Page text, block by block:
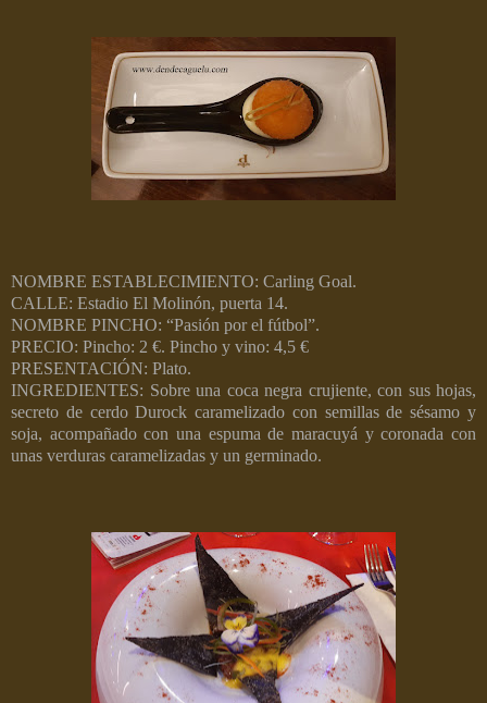
NOMBRE ESTABLECIMIENTO: Carling Goal.
CALLE: Estadio El Molinón, puerta 14.
NOMBRE PINCHO: “Pasión por el fútbol”.
PRECIO: Pincho: 2 €. Pincho y vino: 4,5 €
PRESENTACIÓN: Plato.
INGREDIENTES: Sobre una coca negra crujiente, con sus hojas,
secreto de cerdo Durock caramelizado con semillas de sésamo y
soja, acompañado con una espuma de maracuyá y coronada con
unas verduras caramelizadas y un germinado.